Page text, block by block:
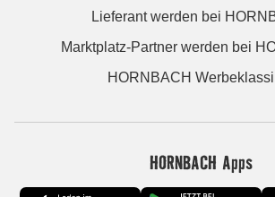
Lieferant werden bei
Marktplatz-Partner werden bei
HORNBACH
HORNBACH Apps